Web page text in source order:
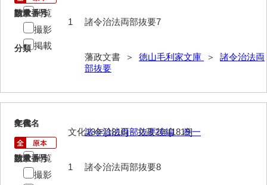
測量方書上
御勘渡奉書
銭穀録
川除方御定帳
御倹約書付
請求番号
諸令治法両部抜要7
分類
藩政文書 ＞ 徳山毛利家文庫 ＞ 諸令治法両
部抜要
数量
1
閲覧
撮影
掲載
8
文書名
諸令治法両部抜要後編 巻一
請求番号
諸令治法両部抜要8
年代
文化13年[1816]～文政2年[1819]
数量
1
閲覧
撮影